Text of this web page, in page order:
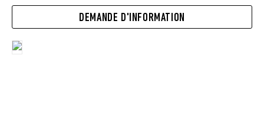
DEMANDE D'INFORMATION